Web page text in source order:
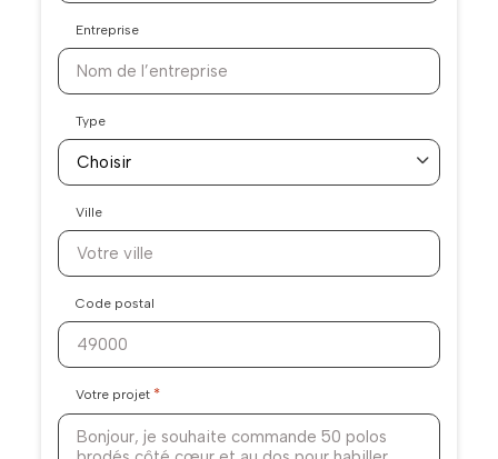
Entreprise
Type
Ville
Code postal
Votre projet *